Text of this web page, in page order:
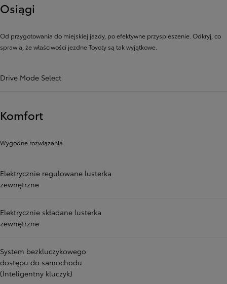
Osiągi
Od przygotowania do miejskiej jazdy, po efektywne przyspieszenie. Odkryj, co
sprawia, że ​​właściwości jezdne Toyoty są tak wyjątkowe.
Drive Mode Select
Komfort
Wygodne rozwiązania
Elektrycznie regulowane lusterka
zewnętrzne
Elektrycznie składane lusterka
zewnętrzne
System bezkluczykowego
dostępu do samochodu
(Inteligentny kluczyk)